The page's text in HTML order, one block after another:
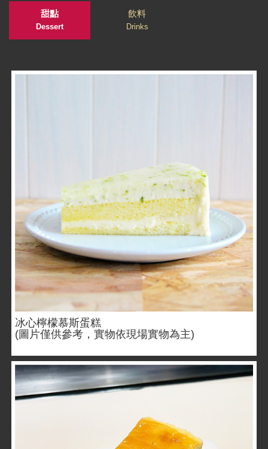
甜點
Dessert
飲料
Drinks
冰心檸檬慕斯蛋糕
(圖片僅供參考，實物依現場實物為主)